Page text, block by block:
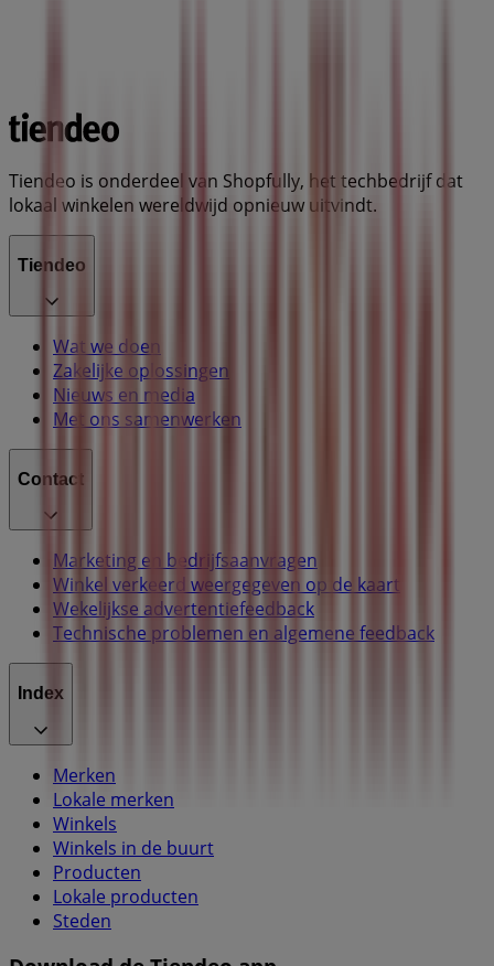
Tiendeo is onderdeel van Shopfully, het techbedrijf dat
lokaal winkelen wereldwijd opnieuw uitvindt.
Tiendeo
Wat we doen
Zakelijke oplossingen
Nieuws en media
Met ons samenwerken
Contact
Marketing en bedrijfsaanvragen
Winkel verkeerd weergegeven op de kaart
Wekelijkse advertentiefeedback
Technische problemen en algemene feedback
Index
Merken
Lokale merken
Winkels
Winkels in de buurt
Producten
Lokale producten
Steden